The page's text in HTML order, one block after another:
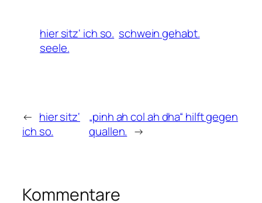
hier sitz‘ ich so. schwein gehabt.
seele.
← hier sitz‘
ich so.
„pinh ah col ah dha“ hilft gegen
quallen. →
Kommentare